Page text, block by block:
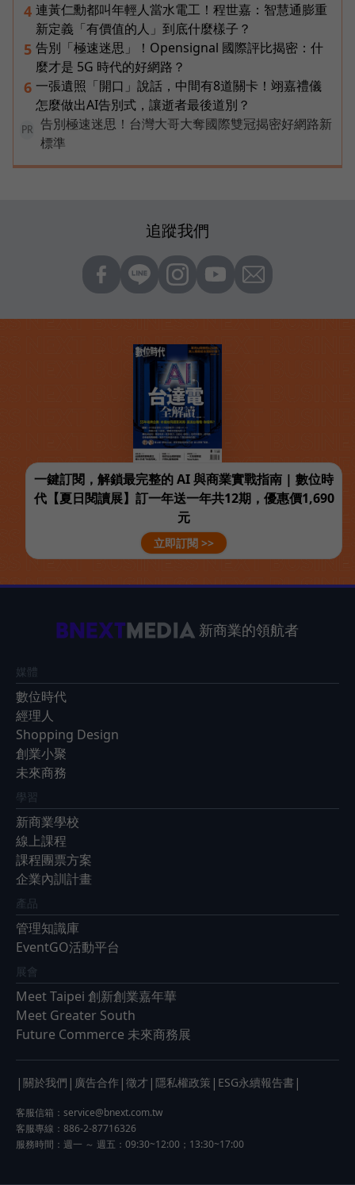
4 連黃仁勳都叫年輕人當水電工！程世嘉：智慧通膨重
新定義「有價值的人」到底什麼樣子？
5 告別「極速迷思」！Opensignal 國際評比揭密：什
麼才是 5G 時代的好網路？
6 一張遺照「開口」說話，中間有8道關卡！翊嘉禮儀
怎麼做出AI告別式，讓逝者最後道別？
PR
告別極速迷思！台灣大哥大奪國際雙冠揭密好網路新
標準
追蹤我們
一鍵訂閱，解鎖最完整的 AI 與商業實戰指南 | 數位時
代【夏日閱讀展】訂一年送一年共12期，優惠價1,690
元
立即訂閱 >>
新商業的領航者
媒體
數位時代
經理人
Shopping Design
創業小聚
未來商務
學習
新商業學校
線上課程
課程團票方案
企業內訓計畫
產品
管理知識庫
EventGO活動平台
展會
Meet Taipei 創新創業嘉年華
Meet Greater South
Future Commerce 未來商務展
| 關於我們 | 廣告合作 | 徵才 | 隱私權政策 | ESG永續報告書 |
客服信箱： service@bnext.com.tw
客服專線：886-2-87716326
服務時間：週一 ～ 週五：09:30~12:00；13:30~17:00